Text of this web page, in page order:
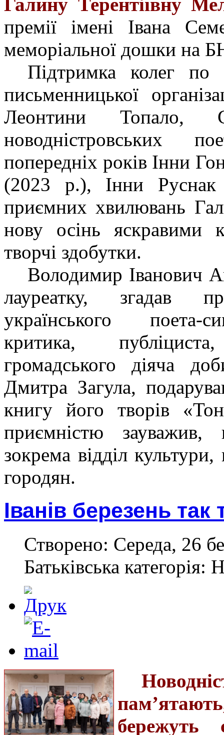
премії імені Івана
меморіальної дошки на
Підтримка колег
письменницької
Леонтини Топало,
новодністровських
попередніх років Інни
(2023 р.), Інни
приємних хвилювань
нову осінь яскравими
творчі здобутки.
Володимир Іванович
лауреатку, згадав
українського поета-
критика,
громадського діяча
Дмитра Загула,
книгу його творів
приємністю зауважив,
зокрема відділ
городян.
Іванів березень так
Створено: Середа, 26
Батьківська категорія:
бережуть